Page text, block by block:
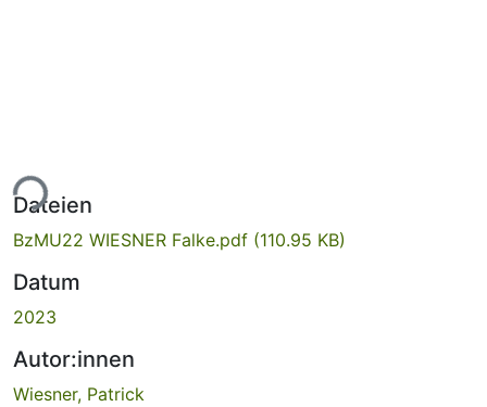
Dateien
BzMU22 WIESNER Falke.pdf (110.95 KB)
Datum
2023
Autor:innen
Wiesner, Patrick